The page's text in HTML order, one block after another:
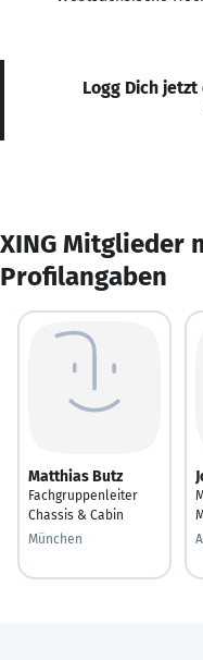
Logg Dich
XING Mitglieder
Profilangaben
Matthias Butz
Fachgruppenleiter
Chassis & Cabin
München